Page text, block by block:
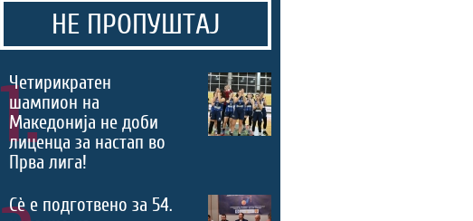
НЕ ПРОПУШТАЈ
1.
Четирикратен
шампион на
Македонија не доби
лиценца за настап во
Прва лига!
Сѐ е подготвено за 54.